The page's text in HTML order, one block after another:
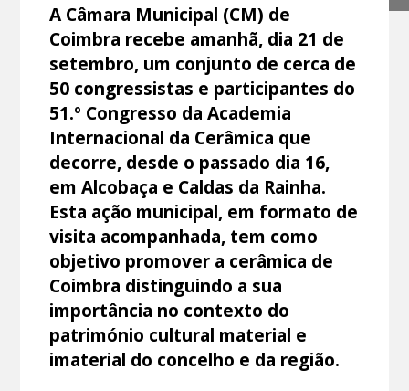
A Câmara Municipal (CM) de
Coimbra recebe amanhã, dia 21 de
setembro, um conjunto de cerca de
50 congressistas e participantes do
51.º Congresso da Academia
Internacional da Cerâmica que
decorre, desde o passado dia 16,
em Alcobaça e Caldas da Rainha.
Esta ação municipal, em formato de
visita acompanhada, tem como
objetivo promover a cerâmica de
Coimbra distinguindo a sua
importância no contexto do
património cultural material e
imaterial do concelho e da região.